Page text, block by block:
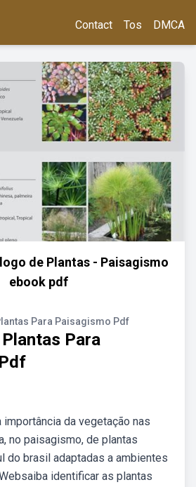
Contact Tos DMCA
de Plantas - Paisagismo
ebook pdf
Para Paisagismo Pdf
Para
da vegetação nas
no paisagismo, de plantas
do brasil adaptadas a ambientes
identificar as plantas